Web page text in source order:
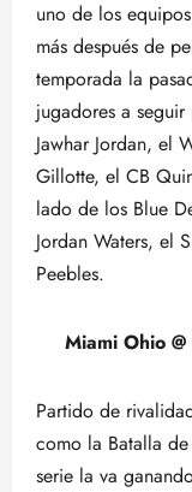
uno de los
más después de
temporada la
jugadores a
Jawhar Jordan, el
Gillotte, el CB
lado de los Blue
Jordan Waters, el
Peebles.
Miami Ohio
Partido de
como la Batalla
serie la va